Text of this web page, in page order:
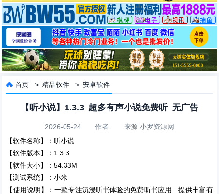
 首页 >精品软件 >安卓软件
【听小说】1.3.3 超多有声小说免费听 无广告
2026-05-24 作者: 来源:小罗资源网
【软件名称】：听小说
【软件版本】：1.3.3
【软件大小】：54.33M
【测试系统】：小米
【使用说明】：一款专注沉浸听书体验的免费听书应用，提供丰富有